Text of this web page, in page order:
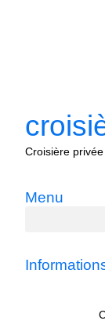
Croisière
Menu